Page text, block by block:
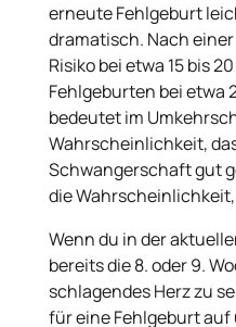
erneute Fehlgeburt
dramatisch. Nach
Risiko bei etwa 15 bis
Fehlgeburten bei etwa
bedeutet im
Wahrscheinlichkeit,
Schwangerschaft gut
die
Wenn du in der
bereits die 8. oder 9.
schlagendes Herz zu
für eine Fehlgeburt auf